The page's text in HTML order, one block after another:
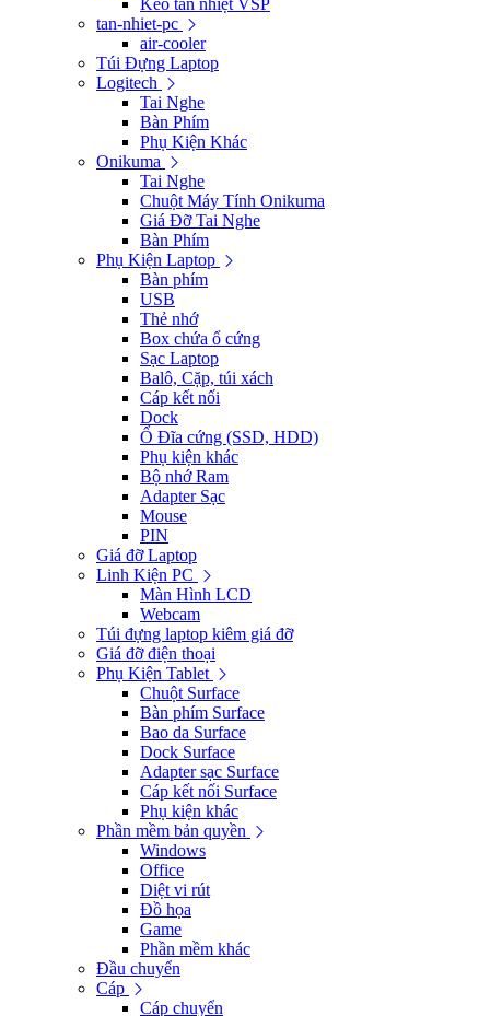
Keo tan nhiệt VSP
tan-nhiet-pc
air-cooler
Túi Đựng Laptop
Logitech
Tai Nghe
Bàn Phím
Phụ Kiện Khác
Onikuma
Tai Nghe
Chuột Máy Tính Onikuma
Giá Đỡ Tai Nghe
Bàn Phím
Phụ Kiện Laptop
Bàn phím
USB
Thẻ nhớ
Box chứa ổ cứng
Sạc Laptop
Balô, Cặp, túi xách
Cáp kết nối
Dock
Ổ Đĩa cứng (SSD, HDD)
Phụ kiện khác
Bộ nhớ Ram
Adapter Sạc
Mouse
PIN
Giá đỡ Laptop
Linh Kiện PC
Màn Hình LCD
Webcam
Túi đựng laptop kiêm giá đỡ
Giá đỡ điện thoại
Phụ Kiện Tablet
Chuột Surface
Bàn phím Surface
Bao da Surface
Dock Surface
Adapter sạc Surface
Cáp kết nối Surface
Phụ kiện khác
Phần mềm bản quyền
Windows
Office
Diệt vi rút
Đồ họa
Game
Phần mềm khác
Đầu chuyển
Cáp
Cáp chuyển